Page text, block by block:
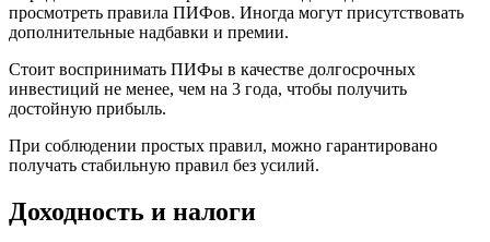
просмотреть правила ПИФов. Иногда могут присутствовать
дополнительные надбавки и премии.
Стоит воспринимать ПИФы в качестве долгосрочных
инвестиций не менее, чем на 3 года, чтобы получить
достойную прибыль.
При соблюдении простых правил, можно гарантировано
получать стабильную правил без усилий.
Доходность и налоги